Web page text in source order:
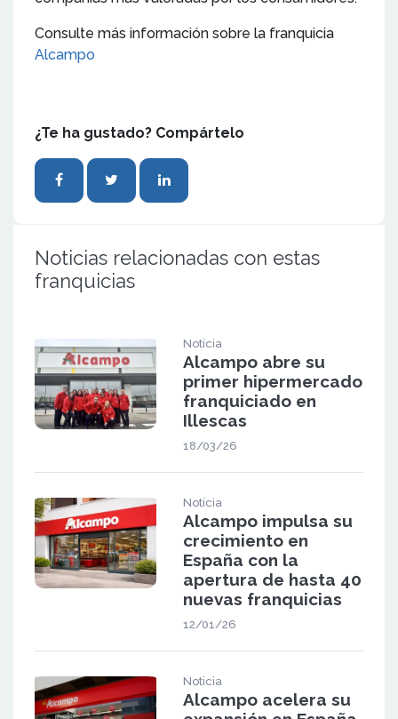
Consulte más información sobre la franquicia
Alcampo
¿Te ha gustado? Compártelo
Noticias relacionadas con estas
franquicias
Noticia
Alcampo abre su
primer hipermercado
franquiciado en
Illescas
18/03/26
Noticia
Alcampo impulsa su
crecimiento en
España con la
apertura de hasta 40
nuevas franquicias
12/01/26
Noticia
Alcampo acelera su